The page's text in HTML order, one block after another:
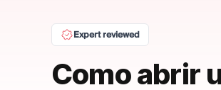
Expert reviewed
Como abrir